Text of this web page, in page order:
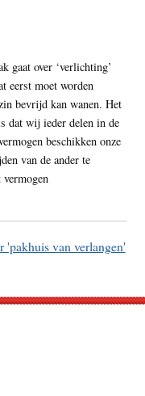
gaat over ‘verlichting’
eerst moet worden
bevrijd kan wanen. Het
dat wij ieder delen in de
beschikken onze
van de ander te
'pakhuis van verlangen'